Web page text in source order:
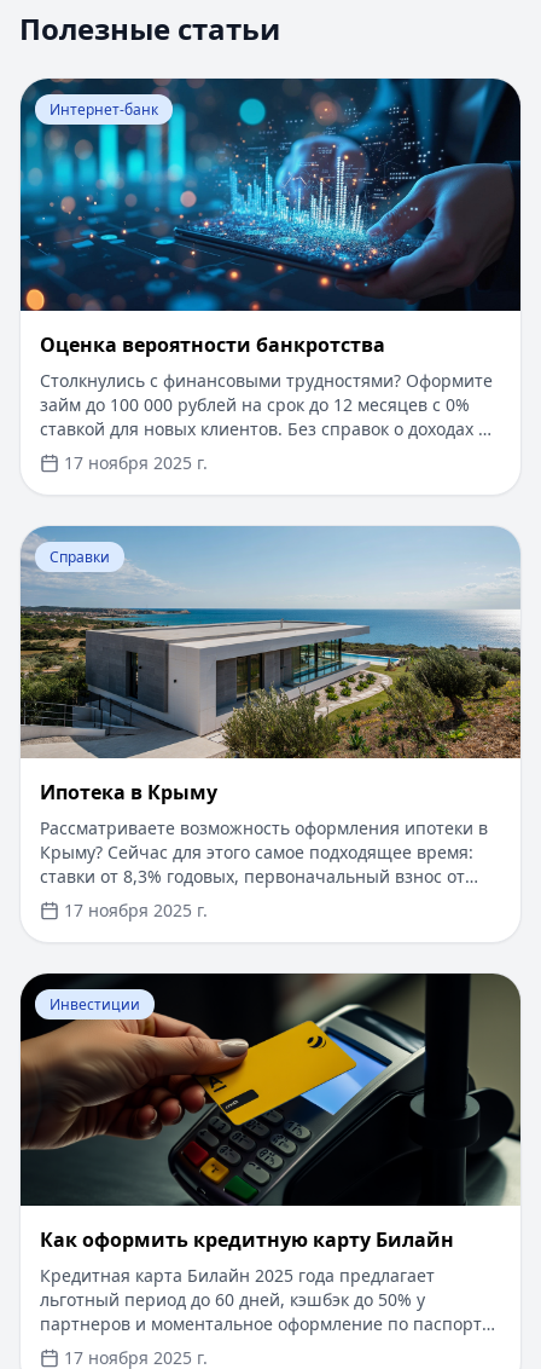
Полезные статьи
Перейти к статье:Оценка вероятности банкротства
Интернет-банк
Оценка вероятности банкротства
Столкнулись с финансовыми трудностями? Оформите
займ до 100 000 рублей на срок до 12 месяцев с 0%
ставкой для новых клиентов. Без справок о доходах и
документов — решение за 5 минут. Получите деньги
быстро и прозрачно через проверенные сервисы.
17 ноября 2025 г.
Перейти к статье:
Справки
Ипотека в Крыму
Рассматриваете возможность оформления ипотеки в
Крыму? Сейчас для этого самое подходящее время:
ставки от 8,3% годовых, первоначальный взнос от
15%, срок рассмотрения заявки — от 1 дня. Доступны
программы господдержки с пониженной ставкой от
6%. Одобрение без подтверждения дохода справкой
2-НДФЛ, достаточно выписки по счету. Срок
кредитования — до 30 лет.
17 ноября 2025 г.
Перейти к статье: ​Как оформить кредитную карту
Инвестиции
​Как оформить кредитную карту Билайн
Кредитная карта Билайн 2025 года предлагает
льготный период до 60 дней, кэшбэк до 50% у
партнеров и моментальное оформление по паспорту.
Заемные средства до 300 000 рублей доступны без
17 ноября 2025 г.